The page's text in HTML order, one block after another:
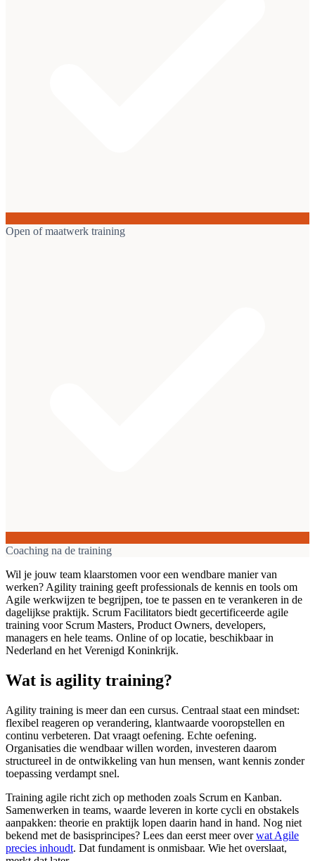
Open of maatwerk training
Coaching na de training
Wil je jouw team klaarstomen voor een wendbare manier van
werken? Agility training geeft professionals de kennis en tools om
Agile werkwijzen te begrijpen, toe te passen en te verankeren in de
dagelijkse praktijk. Scrum Facilitators biedt gecertificeerde agile
training voor Scrum Masters, Product Owners, developers,
managers en hele teams. Online of op locatie, beschikbaar in
Nederland en het Verenigd Koninkrijk.
Wat is agility training?
Agility training is meer dan een cursus. Centraal staat een mindset:
flexibel reageren op verandering, klantwaarde vooropstellen en
continu verbeteren. Dat vraagt oefening. Echte oefening.
Organisaties die wendbaar willen worden, investeren daarom
structureel in de ontwikkeling van hun mensen, want kennis zonder
toepassing verdampt snel.
Training agile richt zich op methoden zoals Scrum en Kanban.
Samenwerken in teams, waarde leveren in korte cycli en obstakels
aanpakken: theorie en praktijk lopen daarin hand in hand. Nog niet
bekend met de basisprincipes? Lees dan eerst meer overwat Agile
precies inhoudt. Dat fundament is onmisbaar. Wie het overslaat,